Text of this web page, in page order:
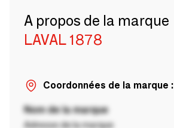
A propos de la marque
LAVAL 1878
Coordonnées de la marque :
Nom de la marque
Adresse de la marque